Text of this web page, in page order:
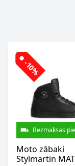
-10%
Bezmaksas
Moto zābaki
Stylmartin